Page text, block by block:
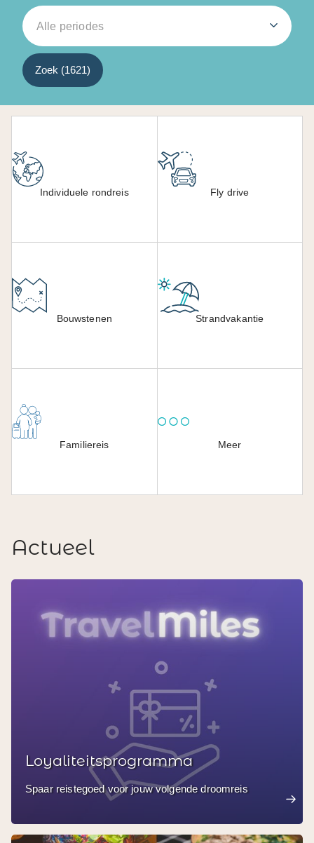
Alle periodes
Zoek (1621)
Individuele rondreis Fly drive
Bouwstenen Strandvakantie
Familiereis Meer
Actueel
Loyaliteitsprogramma
Spaar reistegoed voor jouw volgende droomreis